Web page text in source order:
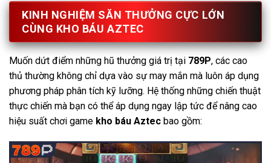
KINH NGHIỆM SĂN THƯỞNG CỰC LỚN
CÙNG KHO BÁU AZTEC
Muốn dứt điểm những hũ thưởng giá trị tại 789P, các cao
thủ thường không chỉ dựa vào sự may mắn mà luôn áp dụng
phương pháp phân tích kỹ lưỡng. Hệ thống những chiến thuật
thực chiến mà bạn có thể áp dụng ngay lập tức để nâng cao
hiệu suất chơi game kho báu Aztec bao gồm: